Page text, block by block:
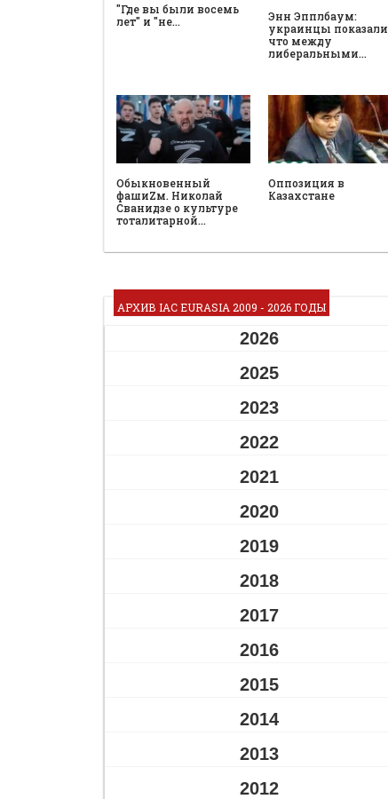
"Где вы были восемь
лет" и "не…
Энн Эпплбаум:
украинцы показали,
что между
либеральными…
Обыкновенный
фашиZм. Николай
Сванидзе о культуре
тоталитарной…
Оппозиция в
Казахстане
АРХИВ IAC EURASIA 2009 - 2026 ГОДЫ
2026
2025
2023
2022
2021
2020
2019
2018
2017
2016
2015
2014
2013
2012